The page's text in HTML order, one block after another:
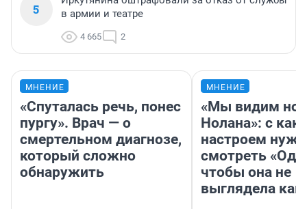
5
в армии и театре
4 665 2
МНЕНИЕ
«Спуталась речь, понес
пургу». Врач — о
смертельном диагнозе,
который сложно
обнаружить
МНЕНИЕ
«Мы видим
Нолана»: с
настроем
смотреть
чтобы она не
выглядела как